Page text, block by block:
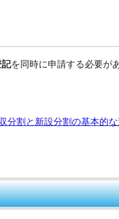
記を同時に申請する必要が
分割と新設分割の基本的